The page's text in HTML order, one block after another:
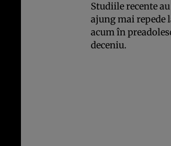
Studiile recente
ajung mai repede
acum în
deceniu.